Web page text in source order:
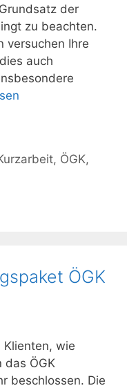
der
zu beachten.
versuchen Ihre
auch
, ÖGK,
ÖGK
Klienten, wie
das ÖGK
beschlossen. Die